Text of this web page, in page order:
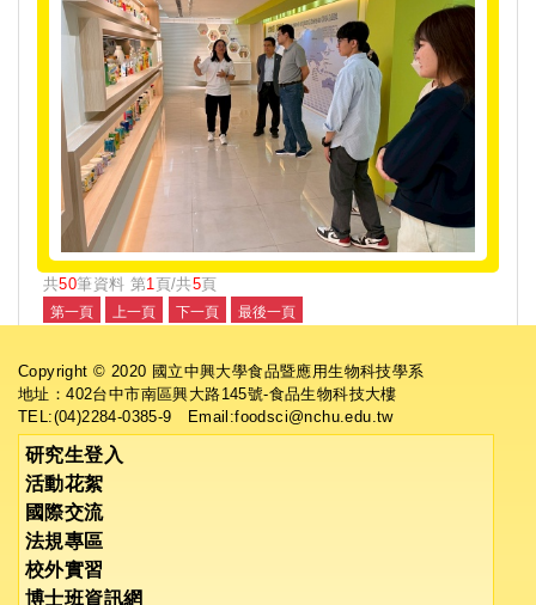
共50筆資料 第1頁/共5頁
Copyright © 2020 國立中興大學食品暨應用生物科技學系
地址：402台中市南區興大路145號-食品生物科技大樓
TEL:(04)2284-0385-9 Email:foodsci@nchu.edu.tw
研究生登入
活動花絮
國際交流
法規專區
校外實習
博士班資訊網